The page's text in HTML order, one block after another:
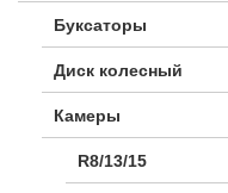
Буксаторы
Диск колесный
Камеры
R8/13/15